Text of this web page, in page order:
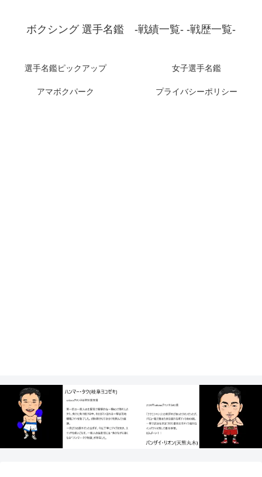
ボクシング 選手名鑑 -戦績一覧- -戦歴一覧-
選手名鑑ピックアップ 女子選手名鑑
アマボクパーク プライバシーポリシー